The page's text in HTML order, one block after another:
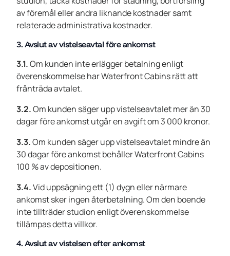
av föremål eller andra liknande kostnader samt
relaterade administrativa kostnader.
3. Avslut av vistelseavtal före ankomst
3.1.Om kunden inte erlägger betalning enligt
överenskommelse har Waterfront Cabins rätt att
frånträda avtalet.
3.2.Om kunden säger upp vistelseavtalet mer än 30
dagar före ankomst utgår en avgift om 3 000 kronor.
3.3.Om kunden säger upp vistelseavtalet mindre än
30 dagar före ankomst behåller Waterfront Cabins
100 % av depositionen.
3.4.Vid uppsägning ett (1) dygn eller närmare
ankomst sker ingen återbetalning. Om den boende
inte tillträder studion enligt överenskommelse
tillämpas detta villkor.
4. Avslut av vistelsen efter ankomst